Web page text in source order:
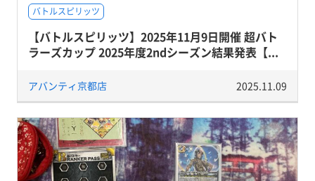
バトルスピリッツ
【バトルスピリッツ】2025年11月9日開催 超バト
ラーズカップ 2025年度2ndシーズン結果発表【...
アバンティ京都店 2025.11.09